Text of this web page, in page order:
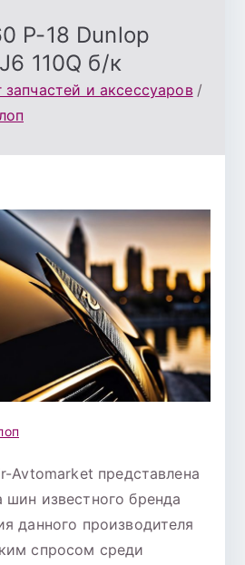
Р-18 Dunlop
110Q б/к
запчастей и аксессуаров
Avtomarket представлена
известного бренда
данного производителя
спросом среди